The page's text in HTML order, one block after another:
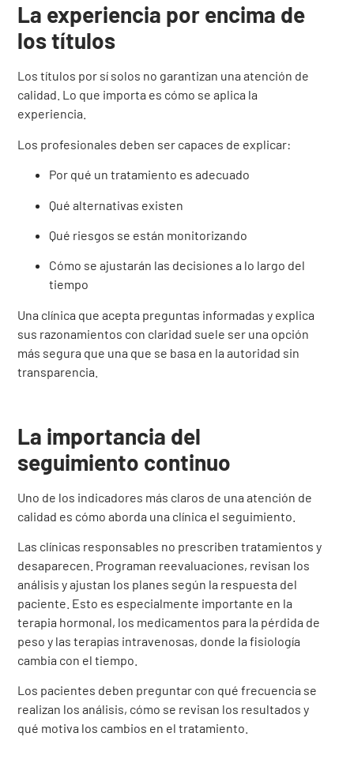
La experiencia por encima de
los títulos
Los títulos por sí solos no garantizan una atención de
calidad. Lo que importa es cómo se aplica la
experiencia.
Los profesionales deben ser capaces de explicar:
Por qué un tratamiento es adecuado
Qué alternativas existen
Qué riesgos se están monitorizando
Cómo se ajustarán las decisiones a lo largo del
tiempo
Una clínica que acepta preguntas informadas y explica
sus razonamientos con claridad suele ser una opción
más segura que una que se basa en la autoridad sin
transparencia.
La importancia del
seguimiento continuo
Uno de los indicadores más claros de una atención de
calidad es cómo aborda una clínica el seguimiento.
Las clínicas responsables no prescriben tratamientos y
desaparecen. Programan reevaluaciones, revisan los
análisis y ajustan los planes según la respuesta del
paciente. Esto es especialmente importante en la
terapia hormonal, los medicamentos para la pérdida de
peso y las terapias intravenosas, donde la fisiología
cambia con el tiempo.
Los pacientes deben preguntar con qué frecuencia se
realizan los análisis, cómo se revisan los resultados y
qué motiva los cambios en el tratamiento.